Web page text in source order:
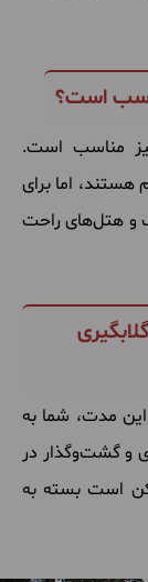
نیز مناسب است.
هستند، اما برای
و هتل‌های راحت
مدت، شما به
و گشت‌وگذار در
است بسته به